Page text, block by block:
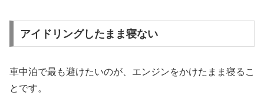
アイドリングしたまま寝ない
車中泊で最も避けたいのが、エンジンをかけたまま寝るこ
とです。